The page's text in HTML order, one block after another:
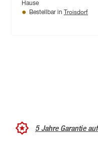
Hause
Bestellbar in Troisdorf
5 Jahre Garantie